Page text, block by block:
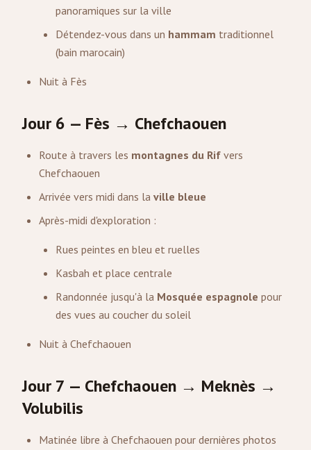
panoramiques sur la ville
Détendez-vous dans un hammam traditionnel
(bain marocain)
Nuit à Fès
Jour 6 — Fès → Chefchaouen
Route à travers les montagnes du Rif vers
Chefchaouen
Arrivée vers midi dans la ville bleue
Après-midi d'exploration :
Rues peintes en bleu et ruelles
Kasbah et place centrale
Randonnée jusqu'à la Mosquée espagnole pour
des vues au coucher du soleil
Nuit à Chefchaouen
Jour 7 — Chefchaouen → Meknès →
Volubilis
Matinée libre à Chefchaouen pour dernières photos